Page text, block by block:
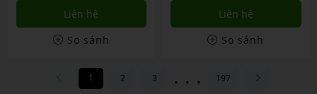
Liên hệ
So sánh
Liên hệ
So sánh
1 2 3 ... 197